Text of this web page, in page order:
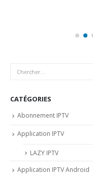
CATÉGORIES
Abonnement IPTV
Application IPTV
LAZY IPTV
Application IPTV Android